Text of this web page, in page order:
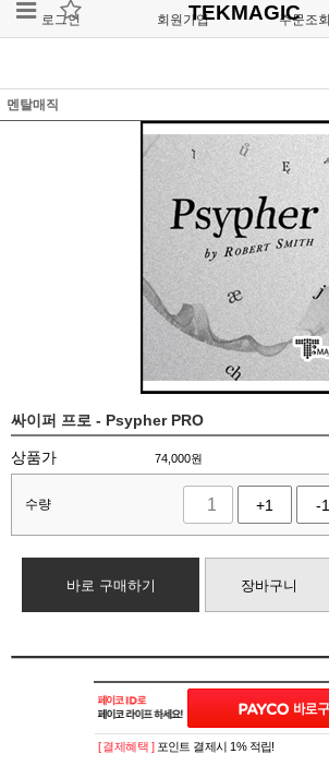
로그인 회원가입 주문조회
TEKMAGIC
멘탈매직
싸이퍼 프로 - Psypher PRO
상품가 74,000원
수량 +1 -1
바로 구매하기 장바구니
[ 결제혜택 ] 포인트 결제시 1% 적립!